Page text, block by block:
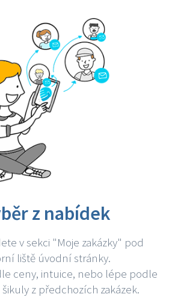
z nabídek
v sekci "Moje zakázky" pod
liště úvodní stránky.
ceny, intuice, nebo lépe podle
z předchozích zakázek.